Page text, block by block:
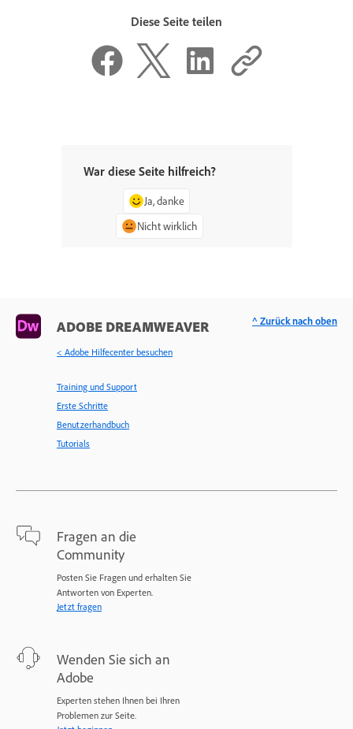
Diese Seite teilen
War diese Seite hilfreich?
Ja, danke
Nicht wirklich
ADOBE DREAMWEAVER
< Adobe Hilfecenter besuchen
Training und Support
Erste Schritte
Benutzerhandbuch
Tutorials
Fragen an die
Community
Posten Sie Fragen und erhalten Sie
Antworten von Experten.
Jetzt fragen
Wenden Sie sich an
Adobe
Experten stehen Ihnen bei Ihren
Problemen zur Seite.
^ Zurück nach oben